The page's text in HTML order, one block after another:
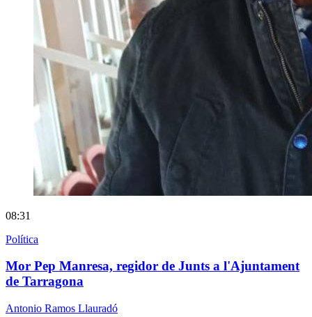
08:31
Política
Mor Pep Manresa, regidor de Junts a l'Ajuntament
de Tarragona
Antonio Ramos Llauradó